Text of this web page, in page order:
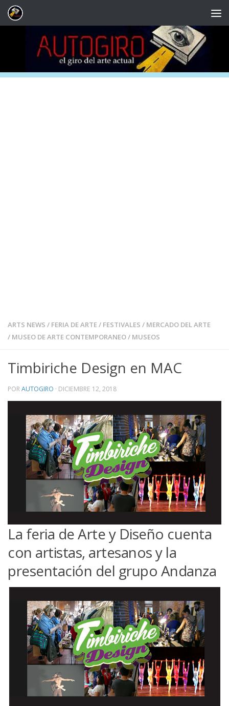
Saltar al contenido
ARTS NEWS / FERIA DE ARTE/ FESTIVALES / MERCADO DEL ARTE
/ MUSEO DE ARTE CONTEMPORANEO/ MUSEOS
Timbiriche Design en MAC
PORAUTOGIRO · DICIEMBRE 12, 2018
La feria de Arte y Diseño cuenta
con artistas, artesanos y la
presentación del grupo Andanza